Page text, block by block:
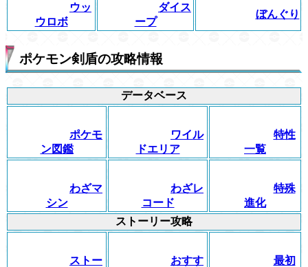
ウッ
ウロボ
ダイス
ープ
ぼんぐり
ポケモン剣盾の攻略情報
データベース
ポケモ
ン図鑑
ワイル
ドエリア
特性
一覧
わざマ
シン
わざレ
コード
特殊
進化
ストーリー攻略
ストー
おすす
最初